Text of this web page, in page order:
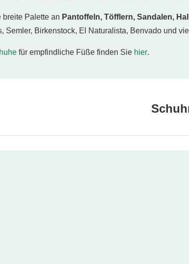
Palette an Pantoffeln, Töfflern, Sandalen,
Semler, Birkenstock, El Naturalista, Benvado und
für empfindliche Füße finden Sie hier.